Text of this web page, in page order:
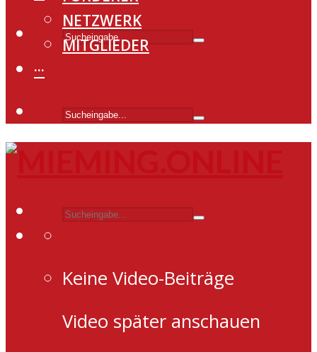
NETZWERK
MITGLIEDER
···
Keine Video-Beiträge
Video später anschauen